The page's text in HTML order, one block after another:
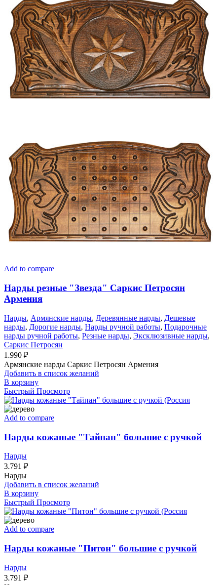
Add to compare
Нарды резные "Звезда" Саркис Петросян
Армения
Нарды, Армянские нарды, Деревянные нарды, Дешевые
нарды, Дорогие нарды, Нарды ручной работы, Подарочные
нарды ручной работы, Резные нарды, Эксклюзивные нарды,
Саркис Петросян
1.990 ₽
Армянские нарды Саркис Петросян Армения
Добавить в список желаний
В корзину
Быстрый Просмотр
Add to compare
Нарды кожаные "Тайпан" большие с ручкой
Нарды
3.791 ₽
Нарды
Добавить в список желаний
В корзину
Быстрый Просмотр
Add to compare
Нарды кожаные "Питон" большие с ручкой
Нарды
3.791 ₽